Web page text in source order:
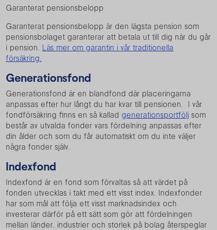
Garanterat pensionsbelopp
Garanterat pensionsbelopp är den lägsta pension som
pensionsbolaget garanterar att betala ut till dig när du går
i pension. Läs mer om garantin i vår traditionella
försäkring.
Generationsfond
Generationsfond är en blandfond där placeringarna
anpassas efter hur långt du har kvar till pensionen. I vår
fondförsäkring finns en så kallad generationsportfölj som
består av utvalda fonder vars fördelning anpassas efter
din ålder och som du får automatiskt om du inte väljer
några fonder själv.
Indexfond
Indexfond är en fond som förvaltas så att värdet på
fonden utvecklas i takt med ett visst index. Indexfonder
har som mål att följa ett visst marknadsindex och
investerar därför på ett sätt som gör att fördelningen
mellan länder, industrier och storlek på bolag återspeglar